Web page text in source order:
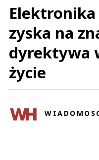
zyska na
dyrektywa
życie